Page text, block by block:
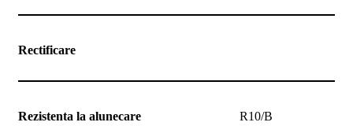
Rectificare
Rezistenta la alunecare R10/B